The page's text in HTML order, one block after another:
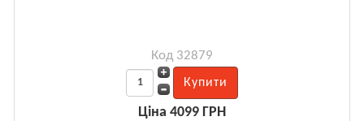
Код 32879
Ціна 4099 ГРН